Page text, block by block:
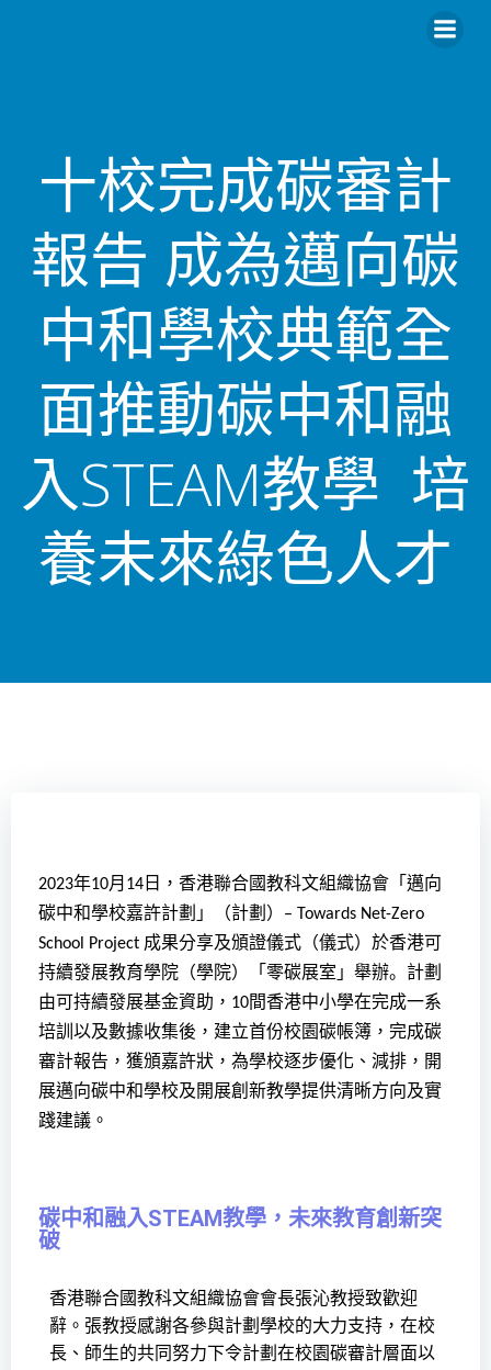
十校完成碳審計
報告 成為邁向碳
中和學校典範全
面推動碳中和融
入STEAM教學 培
養未來綠色人才
2023年10月 14 日，香港聯合國教科文組織協會「邁向
碳中和學校嘉許計劃」（計劃） – Towards Net-Zero
School Project 成果分享及頒證儀式（儀式）於香港可
持續發展教育學院（學院）「零碳展室」舉辦。 計劃
由可持續發展基金資助， 10間香港中小學在完成一系
培訓以及數據收集後，建立首份校園碳帳簿，完成碳
審計報告，獲頒嘉許狀，為學校逐步優化、減排，開
展邁向碳中和學校及開展創新教學提供清晰方向及實
踐建議。
碳中和融入STEAM教學，未來教育創新突
破
香港聯合國教科文組織協會會長張沁教授致歡迎
辭。張教授感謝各參與計劃學校的大力支持，在校
長、師生的共同努力下令計劃在校園碳審計層面以